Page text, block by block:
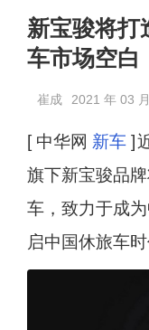
新宝骏将打
车市场空白
崔成 2021 年 03
[ 中华网 新车]
旗下新宝骏品
车，致力于成
启中国休旅车时